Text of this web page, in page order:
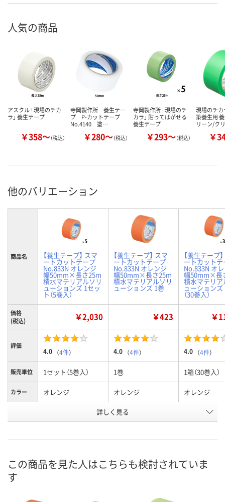
人気の商品
アスクル 「現場のチカ
ラ」 養生テープ
￥358～（税込）
寺岡製作所 養生テー
プ P-カットテープ
No.4140 塗…
￥280～（税込）
寺岡製作所 「現場のチ
カラ」 貼ってはがせる
養生テープ
￥293～（税込）
現場のチカ
築養生用
リーン/ク
￥
他のバリエーション
商品名 【養生テープ】 スマ
ートカットテープ
No.833N オレンジ
幅50mm×長さ25m
積水マテリアルソリ
ューションズ 1セッ
ト（5巻入）
【養生テープ】 スマ
ートカットテープ
No.833N オレンジ
幅50mm×長さ25m
積水マテリアルソリ
ューションズ 1巻
【養生テープ
ートカットテ
No.833N オ
幅50mm×長
積水マテリア
ューションズ
（30巻入）
価格
(税込)
￥2,030 ￥423 ￥
評価
4.0 （4件） 4.0 （4件） 4.0 （4件）
販売単位 1セット（5巻入） 1巻 1箱（30巻入）
カラー オレンジ オレンジ オレンジ
AR96202 AR96220
詳しく見る
この商品を見た人はこちらも検討されていま
す